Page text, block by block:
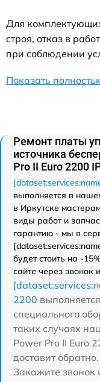
Для
строя, отказ в
при соблюдении
Показать
Ремонт платы
источника
Pro II Euro 2200
выполняется в
в Иркутске
виды работ и
гарантию - мы в
будет стоить на -
сайте через звонок
2200
специального
таких случаях
Power Pro II Euro
доставит обратно.
Закажите звонок